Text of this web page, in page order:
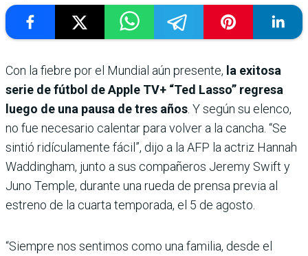
Con la fiebre por el Mundial aún presente, la exitosa
serie de fútbol de Apple TV+ “Ted Lasso” regresa
luego de una pausa de tres años . Y según su elenco,
no fue necesario calentar para volver a la cancha. “Se
sintió ridículamente fácil”, dijo a la AFP la actriz Hannah
Waddingham, junto a sus compañeros Jeremy Swift y
Juno Temple, durante una rueda de prensa previa al
estreno de la cuarta temporada, el 5 de agosto.
“Siempre nos sentimos como una familia, desde el